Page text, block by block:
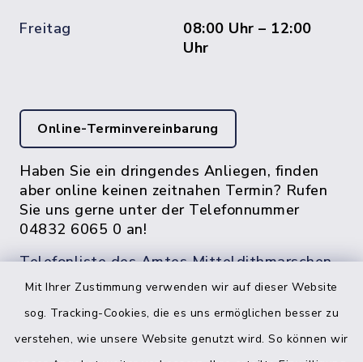
Mit Ihrer Zustimmung verwenden wir auf dieser Website
sog. Tracking-Cookies, die es uns ermöglichen besser zu
verstehen, wie unsere Website genutzt wird. So können wir
Freitag
08:00 Uhr – 12:00
Uhr
Online-Terminvereinbarung
Haben Sie ein dringendes Anliegen, finden
aber online keinen zeitnahen Termin? Rufen
Sie uns gerne unter der Telefonnummer
04832 6065 0 an!
Telefonliste des Amtes Mitteldithmarschen